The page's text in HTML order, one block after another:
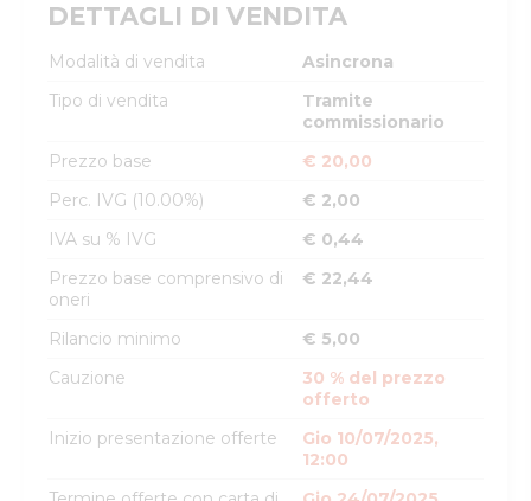
DETTAGLI DI VENDITA
Modalità di vendita
Asincrona
Tipo di vendita
Tramite
commissionario
Prezzo base
€ 20,00
Perc. IVG (10.00%)
€ 2,00
IVA su % IVG
€ 0,44
Prezzo base comprensivo di
oneri
€ 22,44
Rilancio minimo
€ 5,00
Cauzione
30 % del prezzo
offerto
Inizio presentazione offerte
Gio 10/07/2025,
12:00